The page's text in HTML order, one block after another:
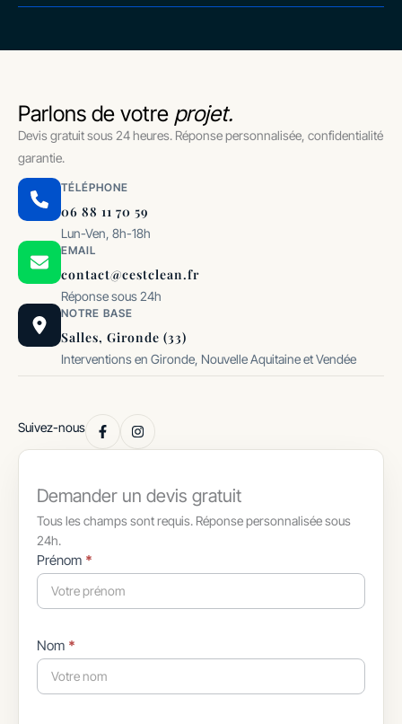
Parlons de votre projet.
Devis gratuit sous 24 heures. Réponse personnalisée, confidentialité
garantie.
TÉLÉPHONE
06 88 11 70 59
Lun-Ven, 8h-18h
EMAIL
contact@cestclean.fr
Réponse sous 24h
NOTRE BASE
Salles, Gironde (33)
Interventions en Gironde, Nouvelle Aquitaine et Vendée
Suivez-nous
Demander un devis gratuit
Tous les champs sont requis. Réponse personnalisée sous
24h.
Formulaire
simple
avec
Prénom *
Nom *